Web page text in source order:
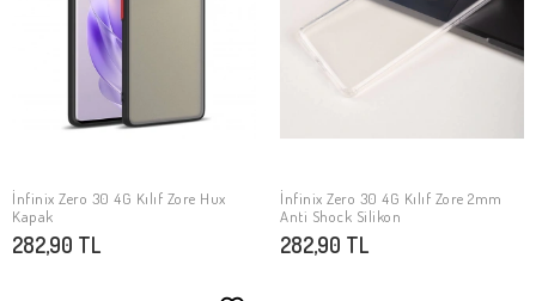
SEPETE EKLE
İnfinix Zero 30 4G Kılıf Zore Hux
Kapak
282,90 TL
SEPETE EKLE
İnfinix Zero 30 4G Kılıf Zore 2mm
Anti Shock Silikon
282,90 TL